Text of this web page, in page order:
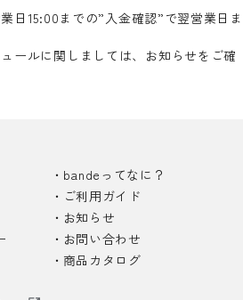
日15:00までの”入金確認”で翌営業日ま
ールに関しましては、お知らせをご確
bandeってなに？
ご利用ガイド
お知らせ
お問い合わせ
商品カタログ